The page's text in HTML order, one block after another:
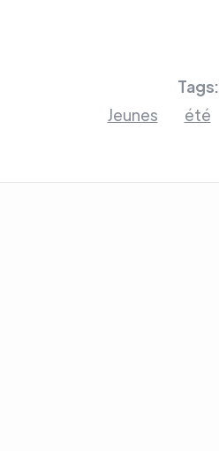
Tags:
Jeunes
été